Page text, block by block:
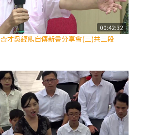
【信仰之旅】第
八集：「耶穌為
什麼降生到人
世」—高樂祈修
2025/10/10【萬
物讚頌頌歌 – 太
陽與生態音樂
會】紀念聖方濟
與已逝教宗方濟
各（中）
00:42:32
才吳經熊自傳新書分享會(三)共三段